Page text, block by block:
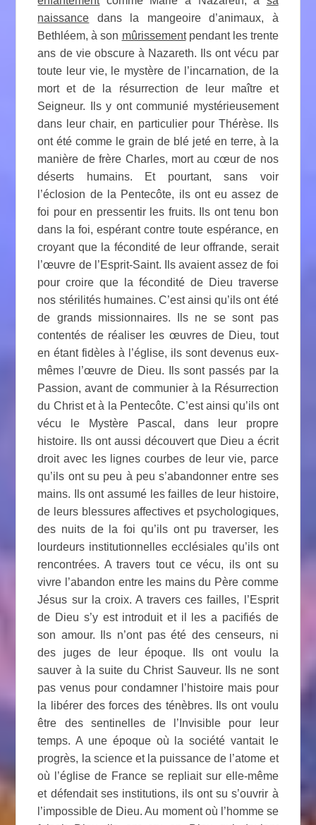
naissance dans la mangeoire d’animaux, à
Bethléem, à son mûrissementpendant les trente
ans de vie obscure à Nazareth. Ils ont vécu par
toute leur vie, le mystère de l’incarnation, de la
mort et de la résurrection de leur maître et
Seigneur. Ils y ont communié mystérieusement
dans leur chair, en particulier pour Thérèse. Ils
ont été comme le grain de blé jeté en terre, à la
manière de frère Charles, mort au cœur de nos
déserts humains. Et pourtant, sans voir
l’éclosion de la Pentecôte, ils ont eu assez de
foi pour en pressentir les fruits. Ils ont tenu bon
dans la foi, espérant contre toute espérance, en
croyant que la fécondité de leur offrande, serait
l’œuvre de l’Esprit-Saint. Ils avaient assez de foi
pour croire que la fécondité de Dieu traverse
nos stérilités humaines. C’est ainsi qu’ils ont été
de grands missionnaires. Ils ne se sont pas
contentés de réaliser les œuvres de Dieu, tout
en étant fidèles à l’église, ils sont devenus eux-
mêmes l’œuvre de Dieu. Ils sont passés par la
Passion, avant de communier à la Résurrection
du Christ et à la Pentecôte. C’est ainsi qu’ils ont
vécu le Mystère Pascal, dans leur propre
histoire. Ils ont aussi découvert que Dieu a écrit
droit avec les lignes courbes de leur vie, parce
qu’ils ont su peu à peu s’abandonner entre ses
mains. Ils ont assumé les failles de leur histoire,
de leurs blessures affectives et psychologiques,
des nuits de la foi qu’ils ont pu traverser, les
lourdeurs institutionnelles ecclésiales qu’ils ont
rencontrées. A travers tout ce vécu, ils ont su
vivre l’abandon entre les mains du Père comme
Jésus sur la croix. A travers ces failles, l’Esprit
de Dieu s’y est introduit et il les a pacifiés de
son amour. Ils n’ont pas été des censeurs, ni
des juges de leur époque. Ils ont voulu la
sauver à la suite du Christ Sauveur. Ils ne sont
pas venus pour condamner l’histoire mais pour
la libérer des forces des ténèbres. Ils ont voulu
être des sentinelles de l’Invisible pour leur
temps. A une époque où la société vantait le
progrès, la science et la puissance de l’atome et
où l’église de France se repliait sur elle-même
et défendait ses institutions, ils ont su s’ouvrir à
l’impossible de Dieu. Au moment où l’homme se